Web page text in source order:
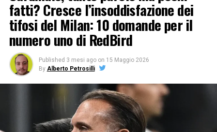
fatti? Cresce l’insoddisfazione dei
tifosi del Milan: 10 domande per il
numero uno di RedBird
Published 3 mesi ago on 15 Maggio 2026
By Alberto Petrosilli